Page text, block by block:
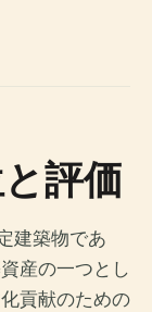
評価
建築物であ
産の一つとし
貢献のための